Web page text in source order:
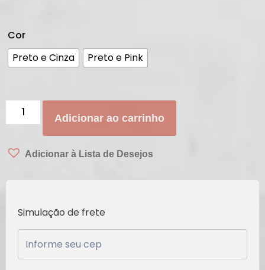
Cor
Preto e Cinza
Preto e Pink
Adicionar ao carrinho
Adicionar à Lista de Desejos
Simulação de frete